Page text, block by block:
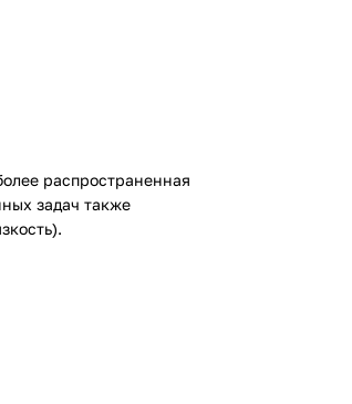
распространенная
задач также